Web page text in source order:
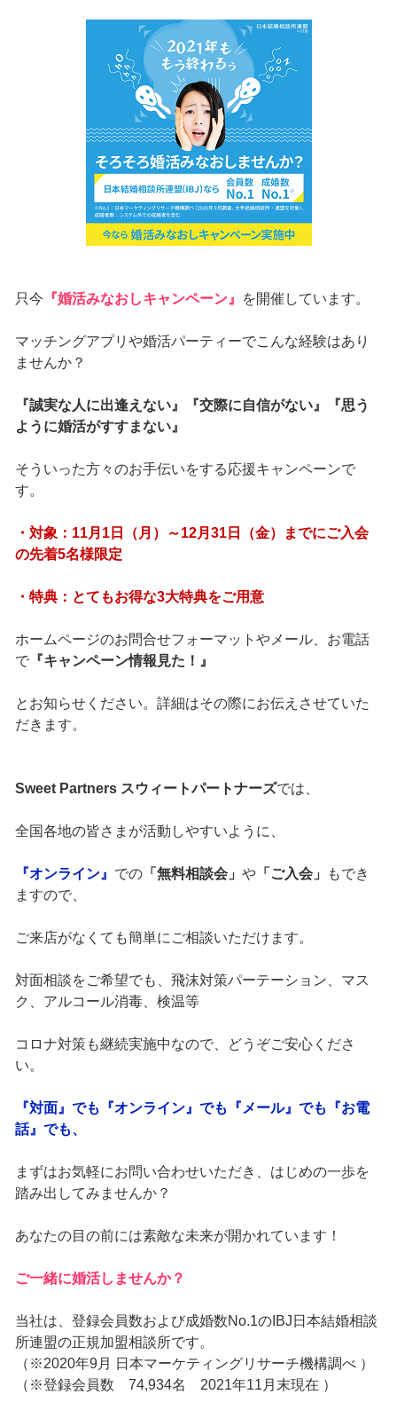
只今 『婚活みなおしキャンペーン』 を開催しています。
マッチングアプリや婚活パーティーでこんな経験はあり
ませんか？
『誠実な人に出逢えない』『交際に自信がない』『思う
ように婚活がすすまない』
そういった方々のお手伝いをする応援キャンペーンで
す。
・対象：11月1日（月）～12月31日（金）までにご入会
の先着5名様限定
・特典：とてもお得な3大特典をご用意
ホームページのお問合せフォーマットやメール、お電話
で『キャンペーン情報見た！』
とお知らせください。詳細はその際にお伝えさせていた
だきます。
Sweet Partners スウィートパートナーズでは、
全国各地の皆さまが活動しやすいように、
『オンライン』 での「無料相談会」 や「ご入会」
もでき
ますので、
ご来店がなくても簡単にご相談いただけます。
対面相談をご希望でも、飛沫対策パーテーション、マス
ク、アルコール消毒、検温等
コロナ対策も継続実施中なので、どうぞご安心くださ
い。
『対面』でも『オンライン』でも『メール』でも『お電
話』でも、
まずはお気軽にお問い合わせいただき、はじめの一歩を
踏み出してみませんか？
あなたの目の前には素敵な未来が開かれています！
ご一緒に婚活しませんか？
当社は、登録会員数および成婚数No.1のIBJ日本結婚相談
所連盟の正規加盟相談所です。
（※2020年9月 日本マーケティングリサーチ機構調べ ）
（※登録会員数 74,934名 2021年11月末現在 ）